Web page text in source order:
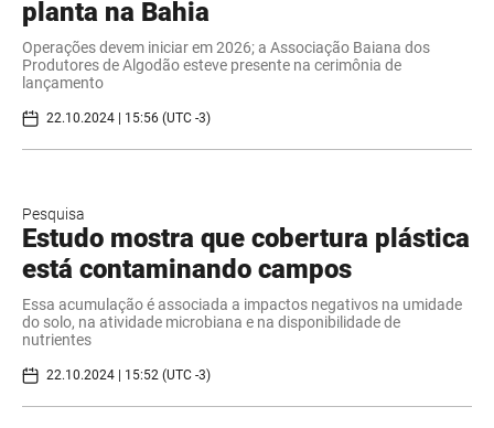
planta na Bahia
Operações devem iniciar em 2026; a Associação Baiana dos
Produtores de Algodão esteve presente na cerimônia de
lançamento
22.10.2024 | 15:56 (UTC -3)
Pesquisa
Estudo mostra que cobertura plástica
está contaminando campos
Essa acumulação é associada a impactos negativos na umidade
do solo, na atividade microbiana e na disponibilidade de
nutrientes
22.10.2024 | 15:52 (UTC -3)